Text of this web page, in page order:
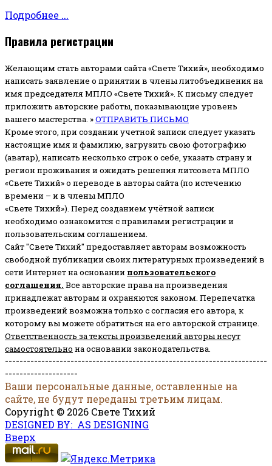
Подробнее ...
Правила регистрации
Желающим стать авторами сайта «Свете Тихий», необходимо
написать заявление о принятии в члены литобъединения на
имя председателя МПЛО «Свете Тихий». К письму следует
приложить авторские работы, показывающие уровень
вашего мастерства. »ОТПРАВИТЬ ПИСЬМО
Кроме этого, при создании учетной записи следует указать
настоящие имя и фамилию, загрузить свою фотографию
(аватар), написать несколько строк о себе, указать страну и
регион проживания и ожидать решения литсовета МПЛО
«Свете Тихий» о переводе в авторы сайта (по истечению
времени – и в члены МПЛО
«Свете Тихий»). Перед созданием учётной записи
необходимо ознакомится с правилами регистрации и
пользовательским соглашением.
Сайт "Свете Тихий" предоставляет авторам возможность
свободной публикации своих литературных произведений в
сети Интернет на основании пользовательского
соглашения. Все авторские права на произведения
принадлежат авторам и охраняются законом. Перепечатка
произведений возможна только с согласия его автора, к
которому вы можете обратиться на его авторской странице.
Ответственность за тексты произведений авторы несут
самостоятельно на основании законодательства.
------------------------------------------------------------------------
--------------------
Ваши персональные данные, оставленные на
сайте, не будут переданы третьим лицам.
Copyright © 2026 Свете Тихий
DESIGNED BY: AS DESIGNING
Вверх